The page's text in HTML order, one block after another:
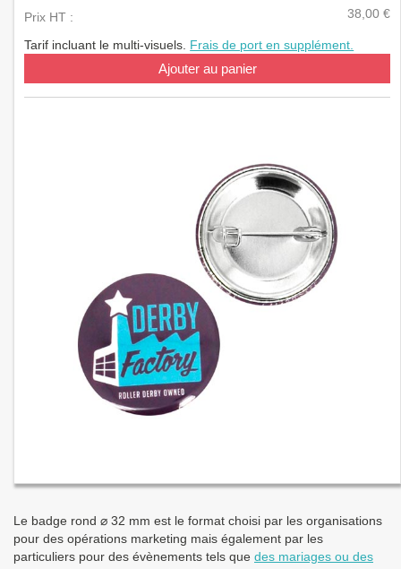
Prix HT : 38,00 €
Tarif incluant le multi-visuels. Frais de port en supplément.
Ajouter au panier
Le badge rond ⌀ 32 mm est le format choisi par les organisations
pour des opérations marketing mais également par les
particuliers pour des évènements tels que des mariages ou des